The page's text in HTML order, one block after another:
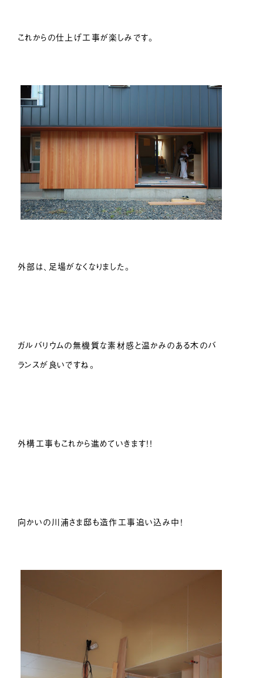
これからの仕上げ工事が楽しみです。
外部は、足場がなくなりました。
ガルバリウムの無機質な素材感と温かみのある木のバ
ランスが良いですね。
外構工事もこれから進めていきます！！
向かいの川浦さま邸も造作工事追い込み中！